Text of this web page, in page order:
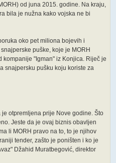
od juna 2015. godine. Na kraju,
bila je nužna kako vojska ne bi
oko pet miliona bojevih i
puške, koje je MORH
"Igman" iz Konjica. Riječ je
snajpersku pušku koju koriste za
otpremljena prije Nove godine. Što
Jeste da je ovaj biznis obavljen
li MORH pravo na to, to je njihov
tender, zašto je poništen i ko je
Džahid Muratbegović, direktor